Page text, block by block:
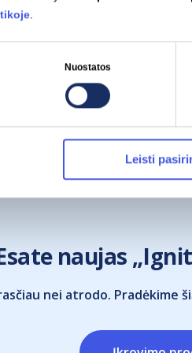
.
Nuostatos
Leisti
naujas
nei atrodo. Pradėkime